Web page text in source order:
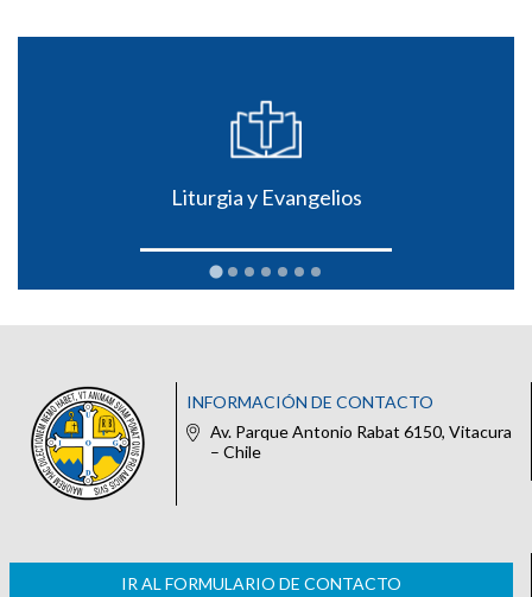
Liturgia y Evangelios
INFORMACIÓN DE CONTACTO
Av. Parque Antonio Rabat 6150, Vitacura
– Chile
IR AL FORMULARIO DE CONTACTO